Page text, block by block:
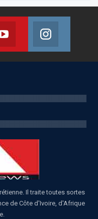
on Twitter
Youtube
Join us on Youtube
Il traite toutes sortes
de Côte d'Ivoire, d'Afrique